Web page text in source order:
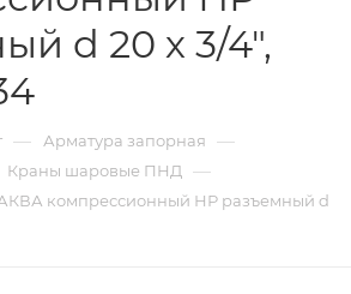
d 20 х 3/4",
— Арматура запорная —
Краны шаровые ПНД —
компрессионный НР разъемный d